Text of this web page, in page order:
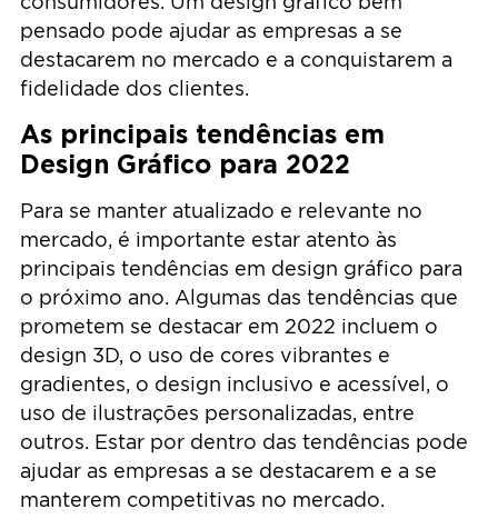
pensado pode ajudar as empresas a se
destacarem no mercado e a conquistarem a
fidelidade dos clientes.
As principais tendências em
Design Gráfico para 2022
Para se manter atualizado e relevante no
mercado, é importante estar atento às
principais tendências em design gráfico para
o próximo ano. Algumas das tendências que
prometem se destacar em 2022 incluem o
design 3D, o uso de cores vibrantes e
gradientes, o design inclusivo e acessível, o
uso de ilustrações personalizadas, entre
outros. Estar por dentro das tendências pode
ajudar as empresas a se destacarem e a se
manterem competitivas no mercado.